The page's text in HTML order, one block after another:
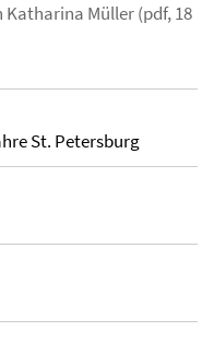
Müller (pdf, 18
St. Petersburg